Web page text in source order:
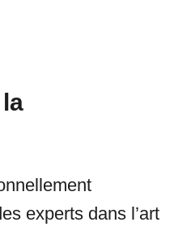
experts dans l’art